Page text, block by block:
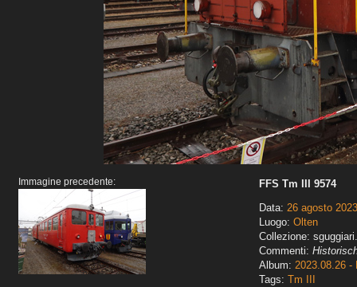
Immagine precedente:
FFS Tm III 9574
Data: 26 agosto 2023
Luogo: Olten
Collezione:
Commenti:
Album: 2023.08.26 -
Tags: Tm III